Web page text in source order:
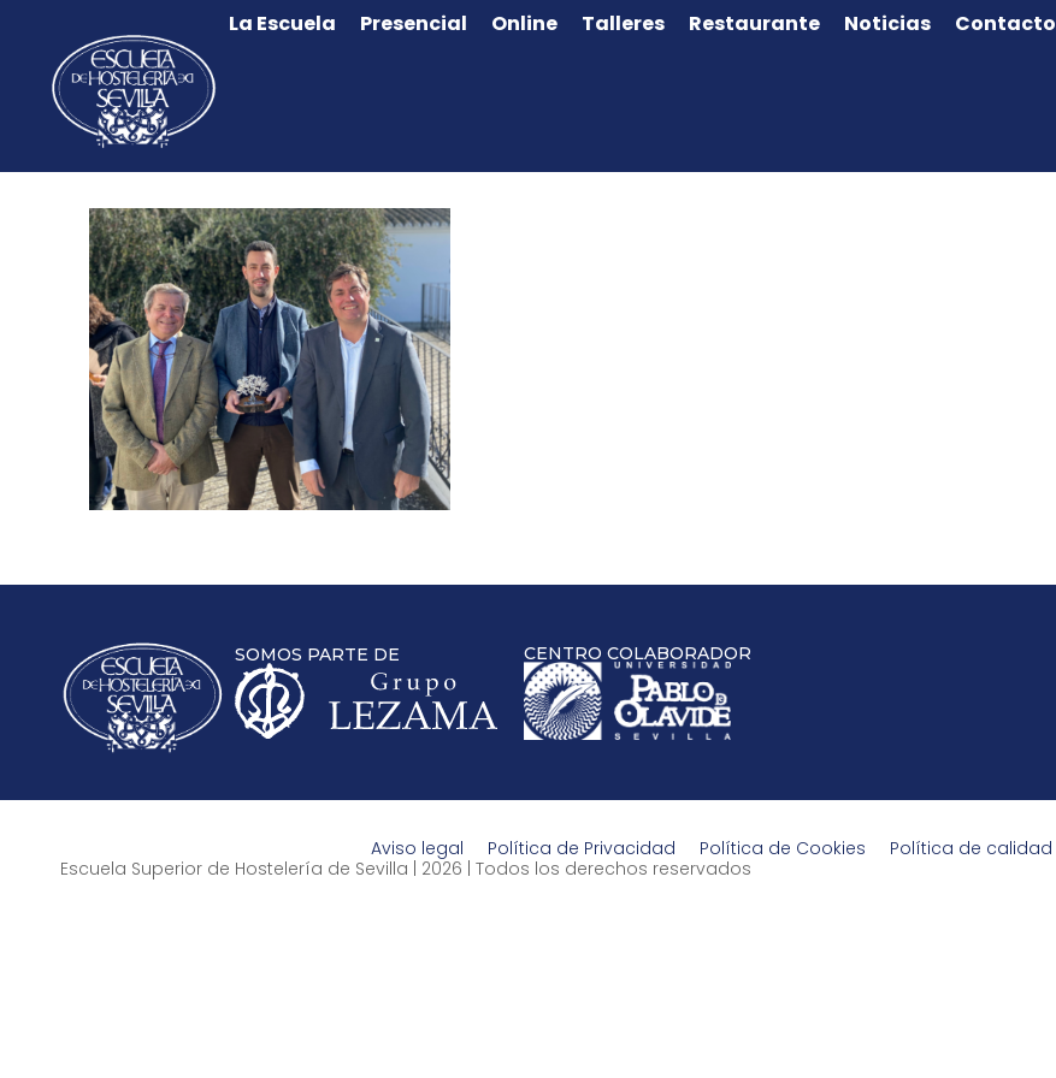
La Escuela Presencial Online Talleres Restaurante Noticias Contacto
SOMOS PARTE DE CENTRO COLABORADOR
Aviso legal Política de Privacidad Política de Cookies Política de calidad
Escuela Superior de Hostelería de Sevilla | 2026 | Todos los derechos reservados